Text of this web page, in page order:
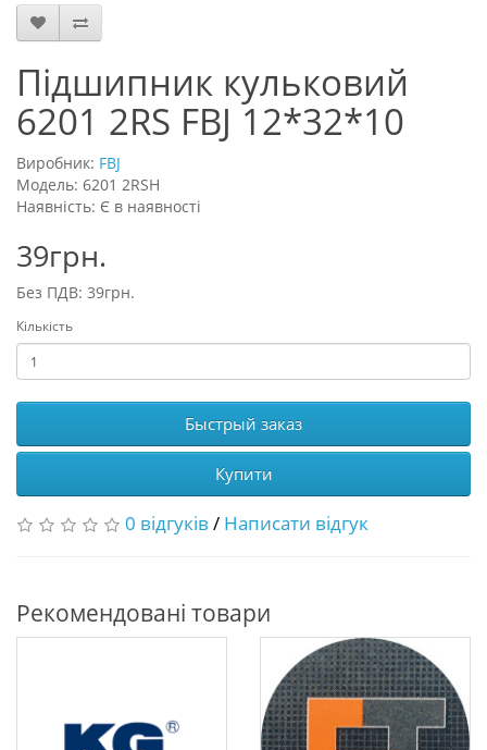
Підшипник кульковий
6201 2RS FBJ 12*32*10
Виробник: FBJ
Модель: 6201 2RSH
Наявність: Є в наявності
39грн.
Без ПДВ: 39грн.
Кількість
Быстрый заказ
Купити
0 відгуків / Написати відгук
Рекомендовані товари